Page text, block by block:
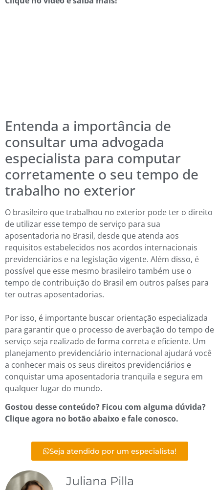
Entenda a importância de
consultar uma advogada
especialista para computar
corretamente o seu tempo de
trabalho no exterior
O brasileiro que trabalhou no exterior pode ter o direito
de utilizar esse tempo de serviço para sua
aposentadoria no Brasil, desde que atenda aos
requisitos estabelecidos nos acordos internacionais
previdenciários e na legislação vigente. Além disso, é
possível que esse mesmo brasileiro também use o
tempo de contribuição do Brasil em outros países para
ter outras aposentadorias.
Por isso, é importante buscar orientação especializada
para garantir que o processo de averbação do tempo de
serviço seja realizado de forma correta e eficiente. Um
planejamento previdenciário internacional ajudará você
a conhecer mais os seus direitos previdenciários e
conquistar uma aposentadoria tranquila e segura em
qualquer lugar do mundo.
Gostou desse conteúdo? Ficou com alguma dúvida?
Clique agora no botão abaixo e fale conosco.
Seja atendido por um especialista!
Juliana Pilla